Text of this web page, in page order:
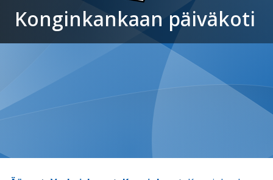
Konginkankaan päiväkoti